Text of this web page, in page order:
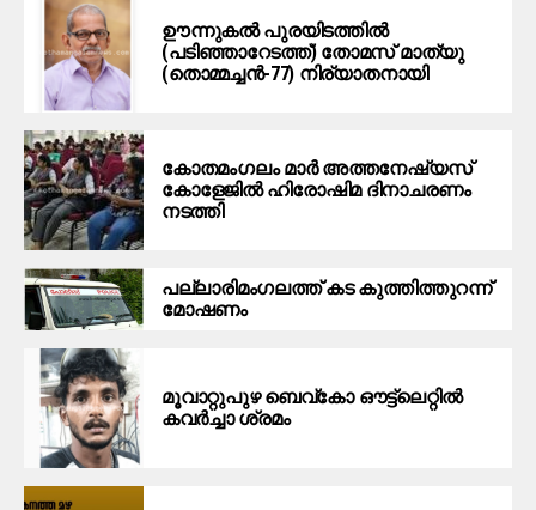
ഊന്നുകല്‍ പുരയിടത്തില്‍
(പടിഞ്ഞാറേടത്ത്) തോമസ് മാത്യു
(തൊമ്മച്ചന്‍-77) നിര്യാതനായി
കോതമംഗലം മാര്‍ അത്തനേഷ്യസ്
കോളേജില്‍ ഹിരോഷിമ ദിനാചരണം
നടത്തി
പ​ല്ലാ​രി​മം​ഗ​ല​ത്ത് ക​ട കു​ത്തി​ത്തുറ​ന്ന്
മോ​ഷ​ണം
മൂ​വാ​റ്റു​പു​ഴ ബെ​വ്കോ ഔ​ട്ട്‌​ലെ​റ്റിൽ
കവർച്ചാ ശ്രമം